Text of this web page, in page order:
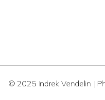
© 2025 Indrek Vendelin |